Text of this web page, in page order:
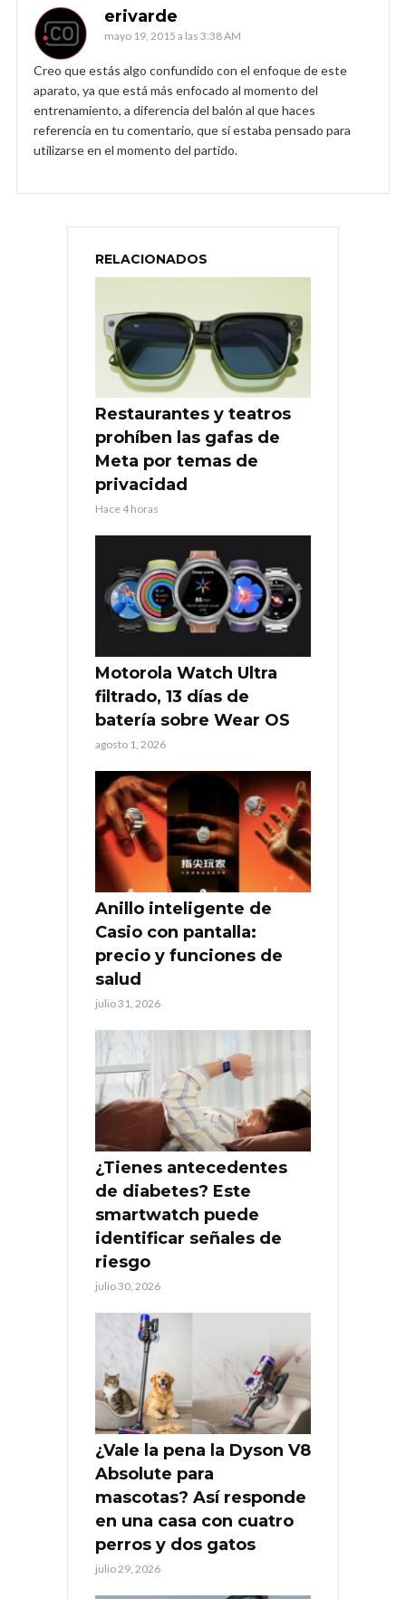
erivarde
mayo 19, 2015 a las 3:38 AM
Creo que estás algo confundido con el enfoque de este
aparato, ya que está más enfocado al momento del
entrenamiento, a diferencia del balón al que haces
referencia en tu comentario, que sí estaba pensado para
utilizarse en el momento del partido.
RELACIONADOS
Restaurantes y teatros
prohíben las gafas de
Meta por temas de
privacidad
Hace 4 horas
Motorola Watch Ultra
filtrado, 13 días de
batería sobre Wear OS
agosto 1, 2026
Anillo inteligente de
Casio con pantalla:
precio y funciones de
salud
julio 31, 2026
¿Tienes antecedentes
de diabetes? Este
smartwatch puede
identificar señales de
riesgo
julio 30, 2026
¿Vale la pena la Dyson V8
Absolute para
mascotas? Así responde
en una casa con cuatro
perros y dos gatos
julio 29, 2026